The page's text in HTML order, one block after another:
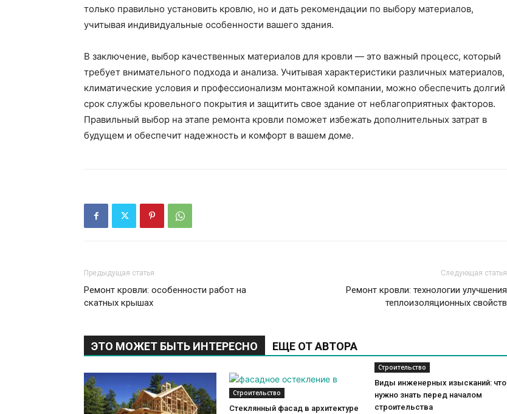
только правильно установить кровлю, но и дать рекомендации по выбору материалов,
учитывая индивидуальные особенности вашего здания.
В заключение, выбор качественных материалов для кровли — это важный процесс, который
требует внимательного подхода и анализа. Учитывая характеристики различных материалов,
климатические условия и профессионализм монтажной компании, можно обеспечить долгий
срок службы кровельного покрытия и защитить свое здание от неблагоприятных факторов.
Правильный выбор на этапе ремонта кровли поможет избежать дополнительных затрат в
будущем и обеспечит надежность и комфорт в вашем доме.
Предыдущая статья
Ремонт кровли: особенности работ на
скатных крышах
Следующая статья
Ремонт кровли: технологии улучшения
теплоизоляционных свойств
ЭТО МОЖЕТ БЫТЬ ИНТЕРЕСНО ЕЩЕ ОТ АВТОРА
Строительство
Стеклянный фасад в архитектуре
Строительство
Виды инженерных изысканий: что
нужно знать перед началом
строительства